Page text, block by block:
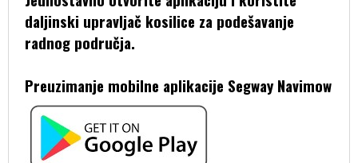
daljinski upravljač kosilice za podešavanje
radnog područja.
Preuzimanje mobilne aplikacije Segway Navimow